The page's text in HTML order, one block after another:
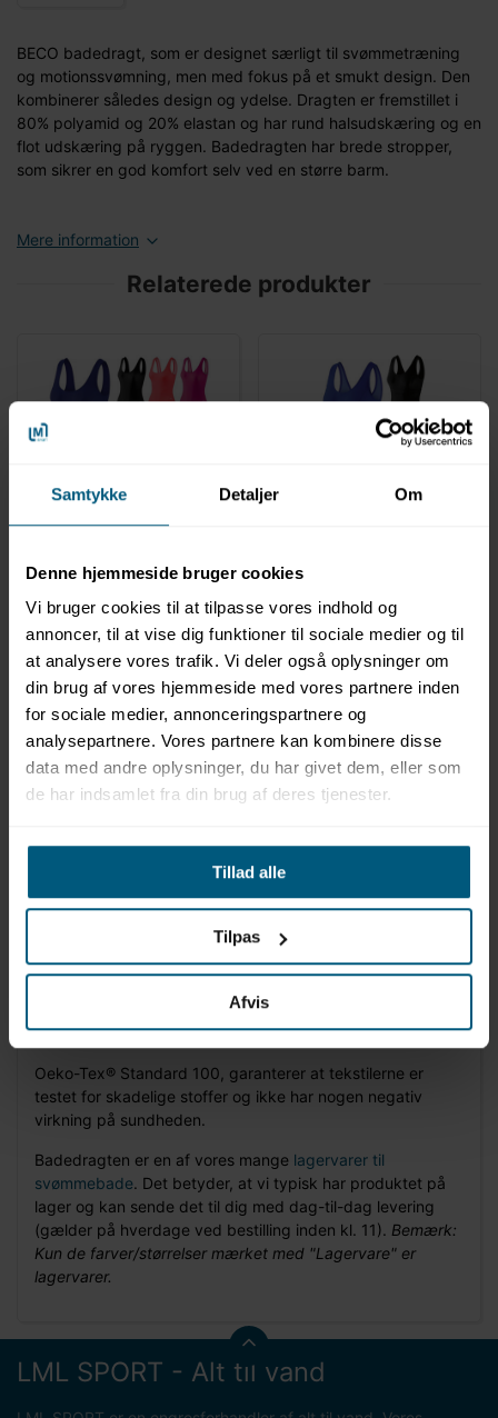
Samtykke Detaljer Om
Denne hjemmeside bruger cookies
Vi bruger cookies til at tilpasse vores indhold og
annoncer, til at vise dig funktioner til sociale medier og til
at analysere vores trafik. Vi deler også oplysninger om
din brug af vores hjemmeside med vores partnere inden
for sociale medier, annonceringspartnere og
analysepartnere. Vores partnere kan kombinere disse
data med andre oplysninger, du har givet dem, eller som
de har indsamlet fra din brug af deres tjenester.
Tillad alle
Tilpas
Afvis
BECO badedragt, som er designet særligt til svømmetræning
og motionssvømning, men med fokus på et smukt design. Den
kombinerer således design og ydelse. Dragten er fremstillet i
80% polyamid og 20% elastan og har rund halsudskæring og en
flot udskæring på ryggen. Badedragten har brede stropper,
som sikrer en god komfort selv ved en større barm.
Mere information
Relaterede produkter
Badedragt til kvinder |
Produktinformation
Rund hals
Egnet til svømmetræning og motionssvømning
Oeko-Tex® Standard 100
Oeko-Tex® Standard 100, garanterer at tekstilerne er
testet for skadelige stoffer og ikke har nogen negativ
virkning på sundheden.
Badedragten er en af vores mange lagervarer til
svømmebade. Det betyder, at vi typisk har produktet på
lager og kan sende det til dig med dag-til-dag levering
(gælder på hverdage ved bestilling inden kl. 11). Bemærk:
Kun de farver/størrelser mærket med "Lagervare" er
lagervarer.
LML SPORT - Alt til vand